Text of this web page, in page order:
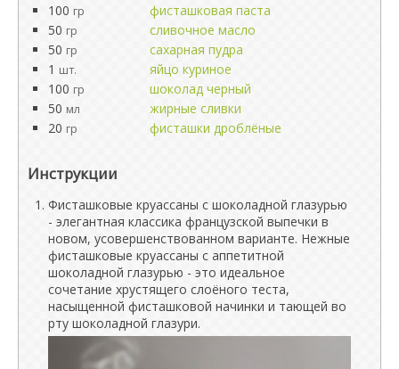
100 гр
фисташковая паста
50 гр
сливочное масло
50 гр
сахарная пудра
1 шт.
яйцо куриное
100 гр
шоколад черный
50 мл
жирные сливки
20 гр фисташки дроблёные
Инструкции
Фисташковые круассаны с шоколадной глазурью
- элегантная классика французской выпечки в
новом, усовершенствованном варианте. Нежные
фисташковые круассаны с аппетитной
шоколадной глазурью - это идеальное
сочетание хрустящего слоёного теста,
насыщенной фисташковой начинки и тающей во
рту шоколадной глазури.